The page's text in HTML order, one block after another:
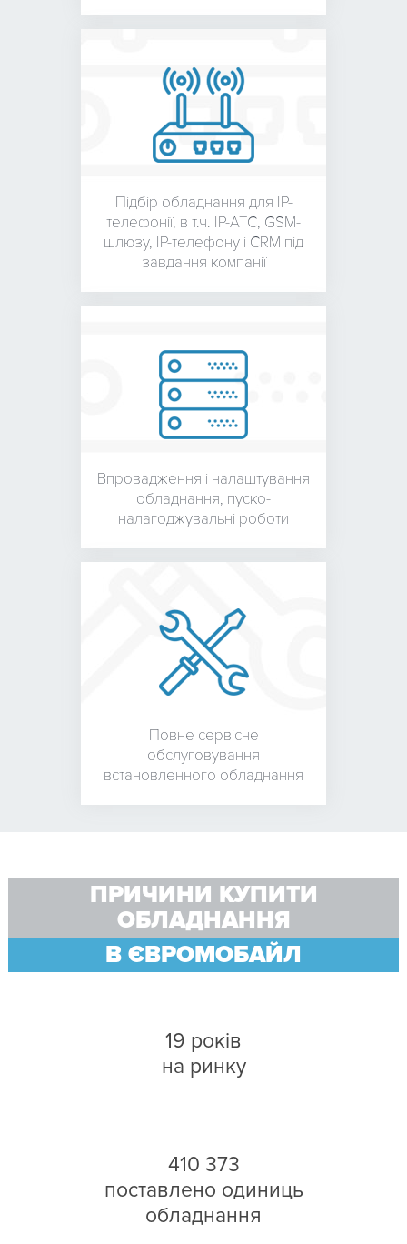
Підбір обладнання для IP-
телефонії, в т.ч. IP-АТС, GSM-
шлюзу, IP-телефону і CRM під
завдання компанії
Впровадження і налаштування
обладнання, пуско-
налагоджувальні роботи
Повне сервісне
обслуговування
встановленного обладнання
ПРИЧИНИ КУПИТИ
ОБЛАДНАННЯ
В ЄВРОМОБАЙЛ
19 років
на ринку
410 373
поставлено одиниць
обладнання